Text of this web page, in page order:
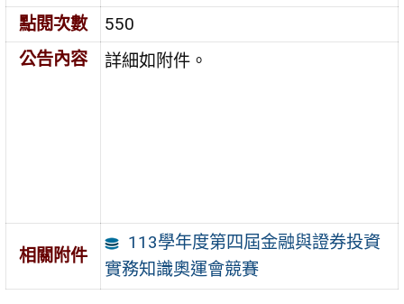
點閱次數
550
公告內容
詳細如附件。
相關附件
113學年度第四屆金融與證券投資
實務知識奧運會競賽